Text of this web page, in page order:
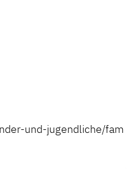
und-jugendliche/fam